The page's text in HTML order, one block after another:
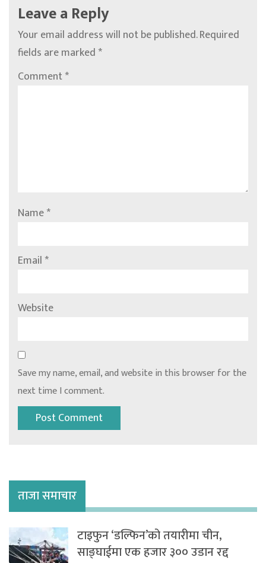
Leave a Reply
Your email address will not be published.Required
fields are marked*
Comment*
Name*
Email*
Website
Save my name, email, and website in this browser for the
next time I comment.
ताजा समाचार
टाइफुन ‘डल्फिन’को तयारीमा चीन,
साङ्घाईमा एक हजार ३०० उडान रद्द